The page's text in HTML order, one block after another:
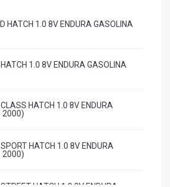
HATCH 1.0 8V ENDURA GASOLINA
1.0 8V ENDURA GASOLINA
HATCH 1.0 8V ENDURA
2000)
HATCH 1.0 8V ENDURA
2000)